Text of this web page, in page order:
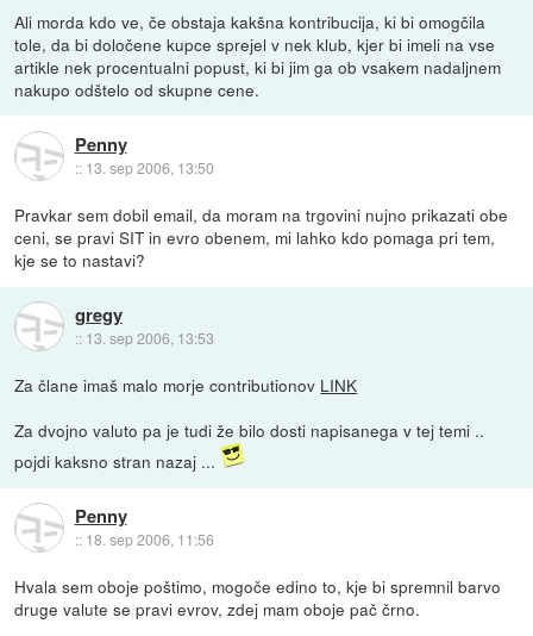
Ali morda kdo ve, če obstaja kakšna kontribucija, ki bi omogčila
tole, da bi določene kupce sprejel v nek klub, kjer bi imeli na vse
artikle nek procentualni popust, ki bi jim ga ob vsakem nadaljnem
nakupo odštelo od skupne cene.
Penny
:: 13. sep 2006, 13:50
Pravkar sem dobil email, da moram na trgovini nujno prikazati obe
ceni, se pravi SIT in evro obenem, mi lahko kdo pomaga pri tem,
kje se to nastavi?
gregy
:: 13. sep 2006, 13:53
Za člane imaš malo morje contributionov LINK
Za dvojno valuto pa je tudi že bilo dosti napisanega v tej temi ..
pojdi kaksno stran nazaj ...
Penny
:: 18. sep 2006, 11:56
Hvala sem oboje poštimo, mogoče edino to, kje bi spremnil barvo
druge valute se pravi evrov, zdej mam oboje pač črno.